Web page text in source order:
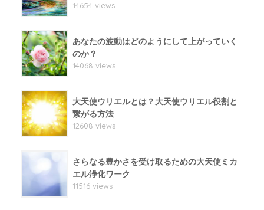
14654 views
あなたの波動はどのようにして上がっていく
のか？
14068 views
大天使ウリエルとは？大天使ウリエル役割と
繋がる方法
12608 views
さらなる豊かさを受け取るための大天使ミカ
エル浄化ワーク
11516 views